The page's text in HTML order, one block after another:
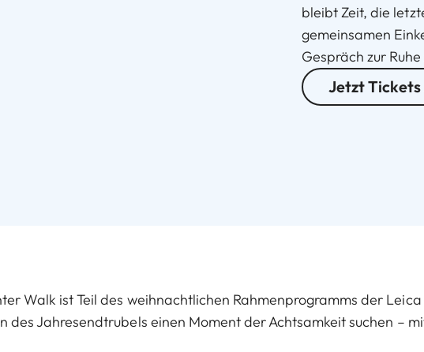
bleibt Zeit, die
gemeinsamen
Gespräch zur
Jetzt Tickets
Walk ist Teil des weihnachtlichen Rahmenprogramms der
des Jahresendtrubels einen Moment der Achtsamkeit suchen –